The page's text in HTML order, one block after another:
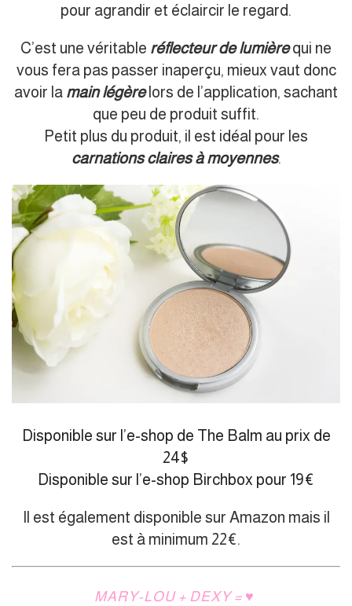
pour agrandir et éclaircir le regard.
C’est une véritable réflecteur de lumièrequi ne
vous fera pas passer inaperçu, mieux vaut donc
avoir la main légèrelors de l’application, sachant
que peu de produit suffit.
Petit plus du produit, il est idéal pour les
carnations claires à moyennes.
Disponible sur l’e-shop de The Balm au prix de
24$
Disponible sur l’e-shop Birchbox pour 19€
Il est également disponible sur Amazon mais il
est à minimum 22€.
MARY-LOU + DEXY = ♥︎